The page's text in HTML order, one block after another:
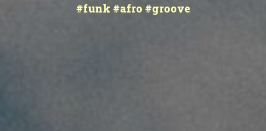
#funk #afro #groove